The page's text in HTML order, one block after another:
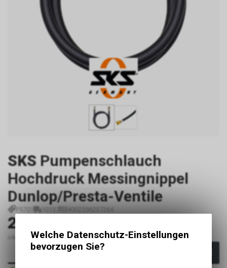
SKS Pumpenschlauch
Hochdruck Messingnippel
Dunlop/Presta-Ventile
P5701 10137 4002556237264
23.50
inkl. MwSt., zzgl. Versandkosten
In den Warenkorb
Welche Datenschutz-Einstellungen
bevorzugen Sie?